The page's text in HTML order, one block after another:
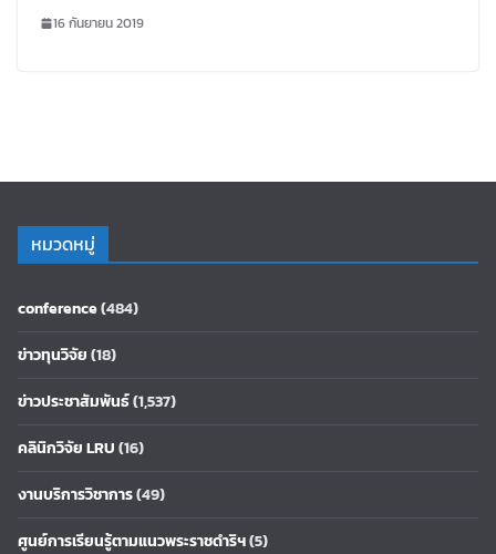
และพัฒนาชุมชนท้องถิ่นกินดีอยู่ดีอย่างยั่งยืน
16 กันยายน 2019
หมวดหมู่
conference(484)
ข่าวทุนวิจัย(18)
ข่าวประชาสัมพันธ์(1,537)
คลินิกวิจัย LRU(16)
งานบริการวิชาการ(49)
ศูนย์การเรียนรู้ตามแนวพระราชดำริฯ(5)